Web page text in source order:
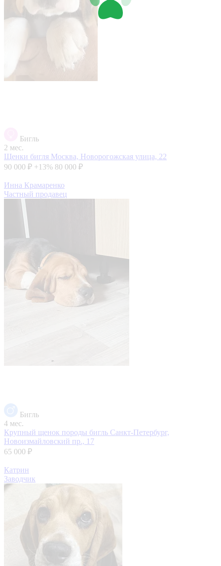
Бигль
2 мес.
Щенки бигля Москва, Новорогожская улица, 22
90 000 ₽ +13% 80 000 ₽
Инна Крамаренко
Частный продавец
Бигль
4 мес.
Крупный щенок породы бигль Санкт-Петербург,
Новоизмайловский пр., 17
65 000 ₽
Катрин
Заводчик